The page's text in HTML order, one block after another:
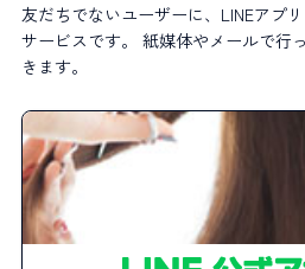
友だちでないユーザーに、LINEアプ
サービスです。 紙媒体やメールで行
きます。